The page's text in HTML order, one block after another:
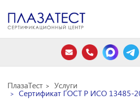
ПлазаТест Услуги
Сертификат ГОСТ Р ИСО 13485-